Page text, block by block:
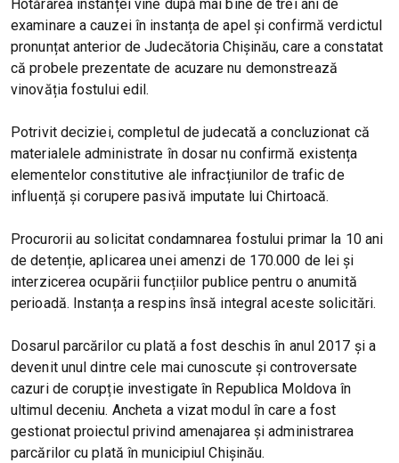
Hotărârea instanței vine după mai bine de trei ani de
examinare a cauzei în instanța de apel și confirmă verdictul
pronunțat anterior de Judecătoria Chișinău, care a constatat
că probele prezentate de acuzare nu demonstrează
vinovăția fostului edil.
Potrivit deciziei, completul de judecată a concluzionat că
materialele administrate în dosar nu confirmă existența
elementelor constitutive ale infracțiunilor de trafic de
influență și corupere pasivă imputate lui Chirtoacă.
Procurorii au solicitat condamnarea fostului primar la 10 ani
de detenție, aplicarea unei amenzi de 170.000 de lei și
interzicerea ocupării funcțiilor publice pentru o anumită
perioadă. Instanța a respins însă integral aceste solicitări.
Dosarul parcărilor cu plată a fost deschis în anul 2017 și a
devenit unul dintre cele mai cunoscute și controversate
cazuri de corupție investigate în Republica Moldova în
ultimul deceniu. Ancheta a vizat modul în care a fost
gestionat proiectul privind amenajarea și administrarea
parcărilor cu plată în municipiul Chișinău.